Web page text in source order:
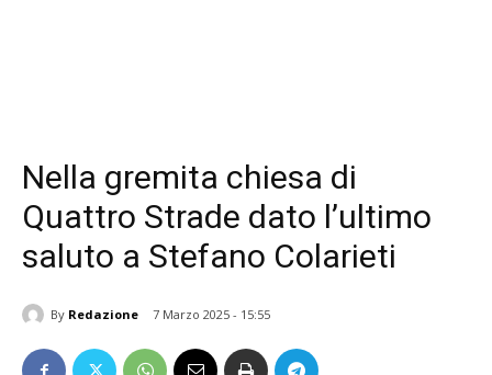
Nella gremita chiesa di
Quattro Strade dato l’ultimo
saluto a Stefano Colarieti
By Redazione 7 Marzo 2025 - 15:55